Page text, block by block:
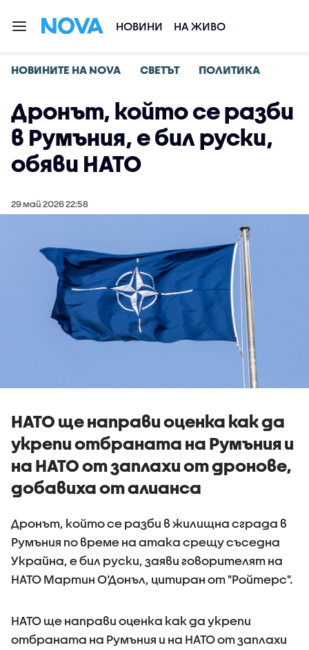
НОВИНИ НА ЖИВО
НОВИНИТЕ НА NOVA СВЕТЪТ ПОЛИТИКА
Дронът, който се разби
в Румъния, е бил руски,
обяви НАТО
29 май 2026 22:58
НАТО ще направи оценка как да
укрепи отбраната на Румъния и
на НАТО от заплахи от дронове,
добавиха от алианса
Дронът, който се разби в жилищна сграда в
Румъния по време на атака срещу съседна
Украйна, е бил руски, заяви говорителят на
НАТО Мартин О‘Донъл, цитиран от "Ройтерс".
НАТО ще направи оценка как да укрепи
отбраната на Румъния и на НАТО от заплахи